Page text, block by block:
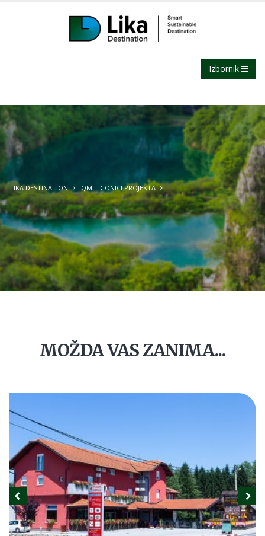
Izbornik
LIKA DESTINATION IQM - DIONICI PROJEKTA
MOŽDA VAS ZANIMA...